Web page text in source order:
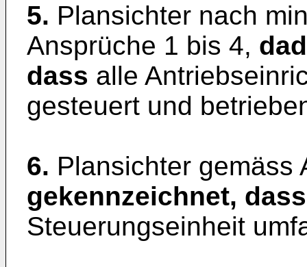
5. Plansichter nach
Ansprüche 1 bis 4,
dass alle
gesteuert und
6. Plansichter gemäss
gekennzeichnet, dass
Steuerungseinheit